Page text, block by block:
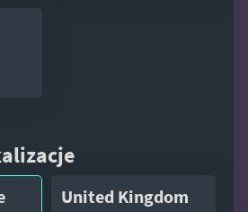
United Kingdom